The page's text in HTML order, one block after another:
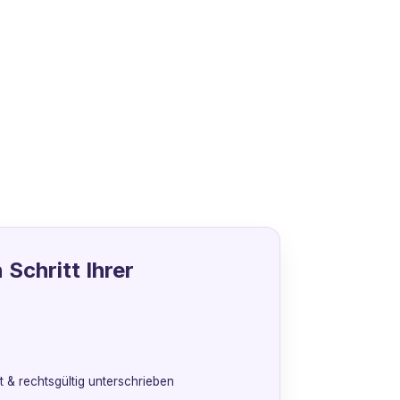
Schritt Ihrer
& rechtsgültig unterschrieben